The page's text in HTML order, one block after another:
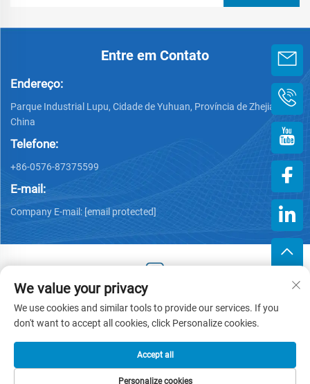
Entre em Contato
Endereço:
Parque Industrial Lupu, Cidade de Yuhuan, Província de Zhejiang,
China
Telefone:
+86-0576-87375599
E-mail:
Company E-mail: [email protected]
Copyright © 2025 by Zhejiang Hengjiang Plastic Co., Ltd. -
Política de Privacidade
We value your privacy
We use cookies and similar tools to provide our services. If you
don't want to accept all cookies, click Personalize cookies.
Personalize cookies
Accept all